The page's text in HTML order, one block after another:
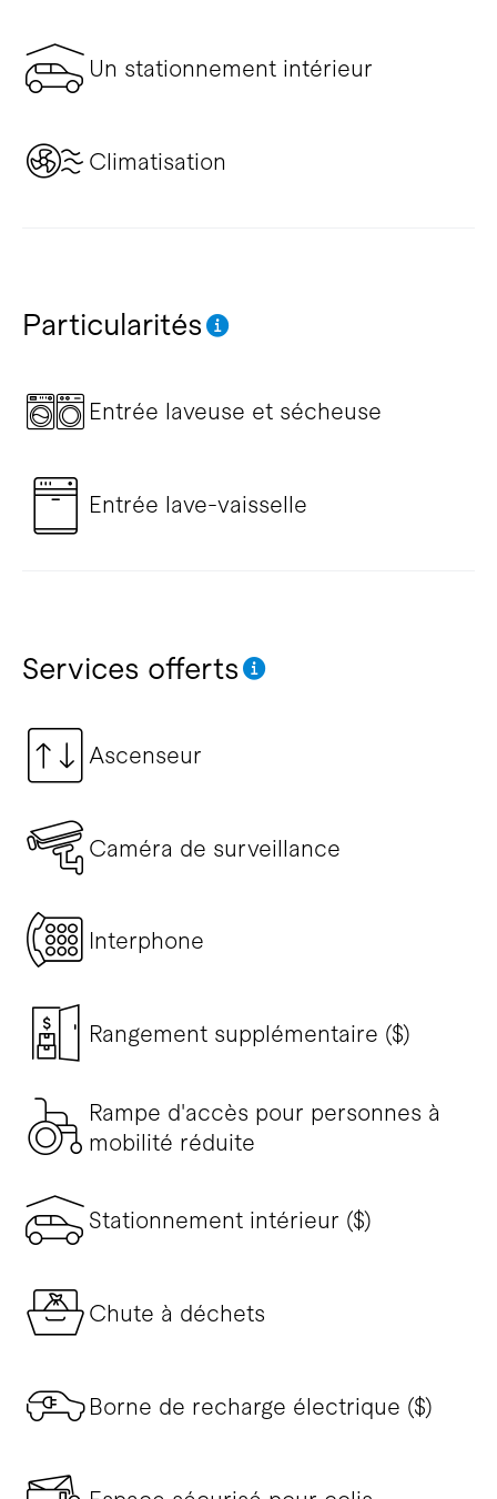
Un stationnement intérieur
Climatisation
Particularités
Entrée laveuse et sécheuse
Entrée lave-vaisselle
Services offerts
Ascenseur
Caméra de surveillance
Interphone
Rangement supplémentaire ($)
Rampe d'accès pour personnes à
mobilité réduite
Stationnement intérieur ($)
Chute à déchets
Borne de recharge électrique ($)